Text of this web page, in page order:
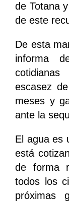
de Totana
de este
De esta
informa
escasez
meses y
ante la
El agua es
está
de forma
todos los
próximas